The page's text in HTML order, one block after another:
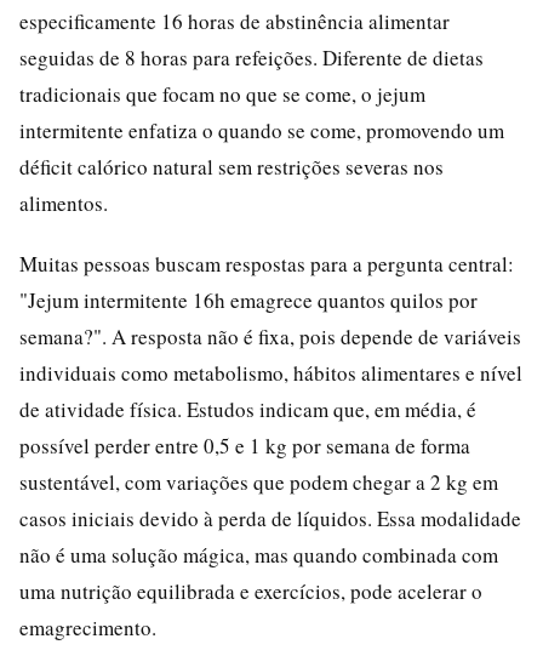
especificamente 16 horas de abstinência alimentar
seguidas de 8 horas para refeições. Diferente de dietas
tradicionais que focam no que se come, o jejum
intermitente enfatiza o quando se come, promovendo um
déficit calórico natural sem restrições severas nos
alimentos.
Muitas pessoas buscam respostas para a pergunta central:
"Jejum intermitente 16h emagrece quantos quilos por
semana?". A resposta não é fixa, pois depende de variáveis
individuais como metabolismo, hábitos alimentares e nível
de atividade física. Estudos indicam que, em média, é
possível perder entre 0,5 e 1 kg por semana de forma
sustentável, com variações que podem chegar a 2 kg em
casos iniciais devido à perda de líquidos. Essa modalidade
não é uma solução mágica, mas quando combinada com
uma nutrição equilibrada e exercícios, pode acelerar o
emagrecimento.